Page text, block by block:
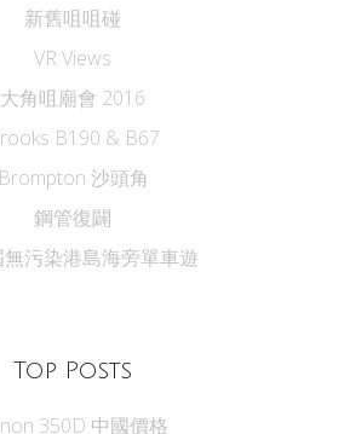
新舊咀咀碰
VR Views
大角咀廟會 2016
B190 & B67
Brompton 沙頭角
鋼管復闢
污染港島海旁單車遊
Top Posts
350D 中國價格